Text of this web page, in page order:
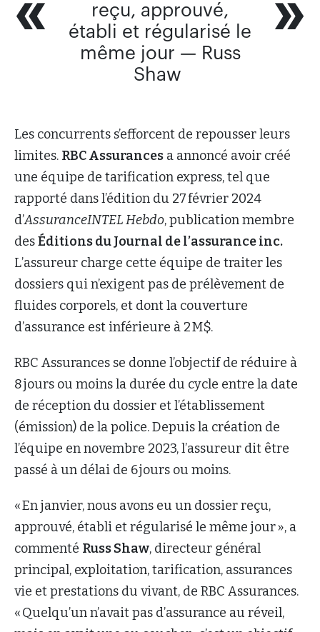
reçu, approuvé,
établi et régularisé le
même jour — Russ
Shaw
Les concurrents s’efforcent de repousser leurs
limites. RBC Assurances a annoncé avoir créé
une équipe de tarification express, tel que
rapporté dans l’édition du 27 février 2024
d’AssuranceINTEL Hebdo, publication membre
desÉditions du Journal de l’assurance inc.
L’assureur charge cette équipe de traiter les
dossiers qui n’exigent pas de prélèvement de
fluides corporels, et dont la couverture
d’assurance est inférieure à 2 M$.
RBC Assurances se donne l’objectif de réduire à
8 jours ou moins la durée du cycle entre la date
de réception du dossier et l’établissement
(émission) de la police. Depuis la création de
l’équipe en novembre 2023, l’assureur dit être
passé à un délai de 6 jours ou moins.
« En janvier, nous avons eu un dossier reçu,
approuvé, établi et régularisé le même jour », a
commenté Russ Shaw, directeur général
principal, exploitation, tarification, assurances
vie et prestations du vivant, de RBC Assurances.
« Quelqu’un n’avait pas d’assurance au réveil,